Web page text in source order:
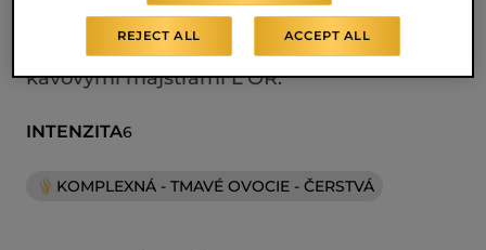
Skrátka káva so štýlom, ktorý môže mať
každý – nedbalá elegancia. Vytvorené
kávovými majstrami L'OR.
INTENZITA6
KOMPLEXNÁ - TMAVÉ OVOCIE - ČERSTVÁ
REJECT ALL ACCEPT ALL